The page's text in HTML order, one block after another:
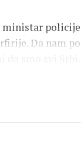
ministar policije
Da nam po
i siledžijstvo